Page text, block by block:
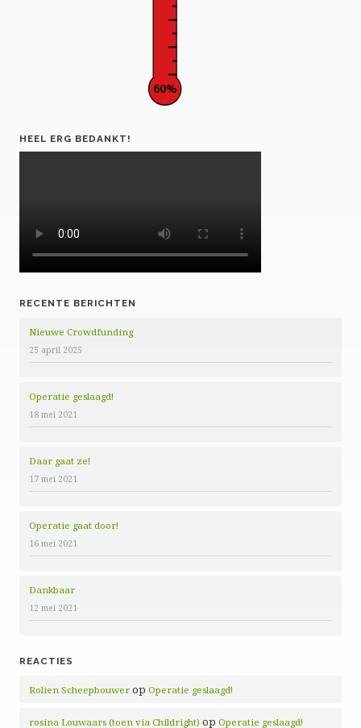
60%
HEEL ERG BEDANKT!
RECENTE BERICHTEN
Nieuwe Crowdfunding
25 april 2025
Operatie geslaagd!
18 mei 2021
Daar gaat ze!
17 mei 2021
Operatie gaat door!
16 mei 2021
Dankbaar
12 mei 2021
REACTIES
Rolien Scheepbouwer op Operatie geslaagd!
rosina Louwaars (toen via Childright) op Operatie geslaagd!